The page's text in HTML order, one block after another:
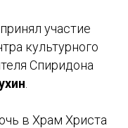
участие
культурного
Спиридона
в Храм Христа